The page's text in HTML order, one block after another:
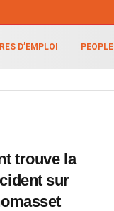
D’EMPLOI PEOPLE
trouve la
sur